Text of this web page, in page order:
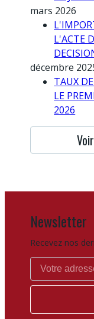
mars 2026
L'ACTE
décembre
TAUX
LE
2026
Newsletter
Recevez nos